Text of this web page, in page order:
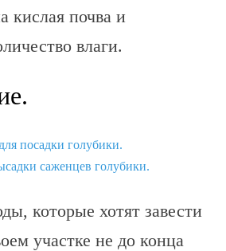
кислая почва и
влаги.
посадки голубики.
саженцев голубики.
которые хотят завести
участке не до конца